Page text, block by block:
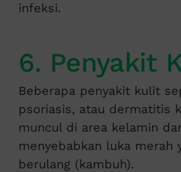
infeksi.
6. Penyakit
Beberapa penyakit kulit
psoriasis, atau dermatitis
muncul di area kelamin
menyebabkan luka merah
berulang (kambuh).